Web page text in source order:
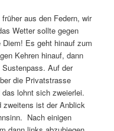
aus den Federn, wir
Wetter sollte gegen
Es geht hinauf zum
Kehren hinauf, dann
Sustenpass. Auf der
die Privatstrasse
lohnt sich zweierlei.
zweitens ist der Anblick
Nach einigen